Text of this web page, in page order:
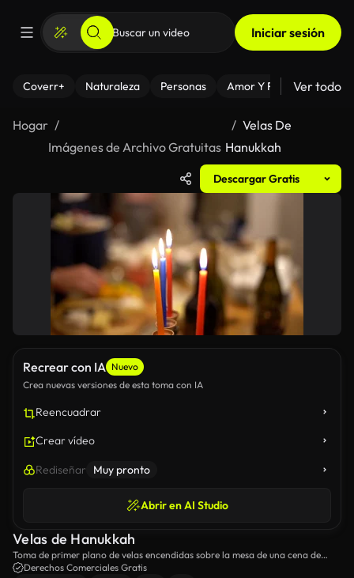
Iniciar sesión
Coverr+ Naturaleza Personas Amor Y Relaciones
Ver todo
Hogar
Imágenes de Archivo Gratuitas
Velas De
Hanukkah
Descargar Gratis
Recrear con IA Nuevo
Crea nuevas versiones de esta toma con IA
Reencuadrar
Crear vídeo
Rediseñar Muy pronto
Abrir en AI Studio
Velas de Hanukkah
Toma de primer plano de velas encendidas sobre la mesa de una cena de
Hanukkah.
Derechos Comerciales Gratis